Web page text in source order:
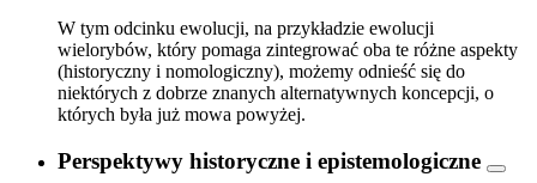
W tym odcinku ewolucji, na przykładzie ewolucji
wielorybów, który pomaga zintegrować oba te różne aspekty
(historyczny i nomologiczny), możemy odnieść się do
niektórych z dobrze znanych alternatywnych koncepcji, o
których była już mowa powyżej.
Perspektywy historyczne i epistemologiczne